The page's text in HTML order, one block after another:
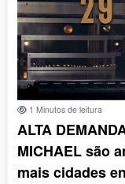
1 Minutos de leitura
ALTA
MICHAEL são
mais cidades